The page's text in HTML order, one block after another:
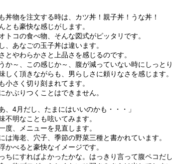
丼物を注文する時は、カツ丼！親子丼！うな丼！
とも豪快な感じがします。
トコの食べ物、そんな図式がピッタリです。
、あなごの玉子丼は違います。
とやわらかさと上品さを感じるのです。
うか～、この感じか～、腹が減っていない時にしっと
しく頂きながらも、男らしさに頼りなさを感じます。
小さく切り刻まれてます。
かぶりつくことはできません。
あ、4月だし、たまにはいいのかも・・・」
不明なことも呟いてみます。
度、メニューを見直します。
は海老、穴子、季節の野菜三種と書かれています。
かべると豪快なイメージです。
っちにすればよかったかな。はっきり言って腹ペコだ